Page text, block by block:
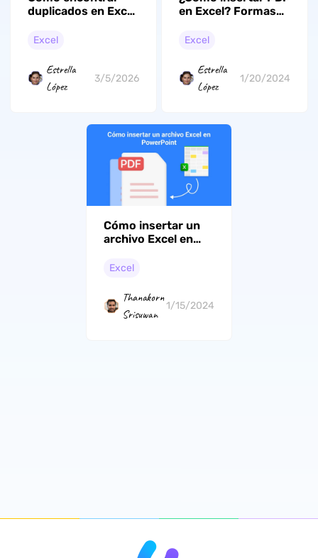
duplicados en Excel
pasos
Excel
Estrella
López
3/5/2026
en Excel? Formas
Excel
Estrella
López
1/20/2024
Cómo insertar un
archivo Excel en
Excel
Thanakorn
Srisuwan
1/15/2024